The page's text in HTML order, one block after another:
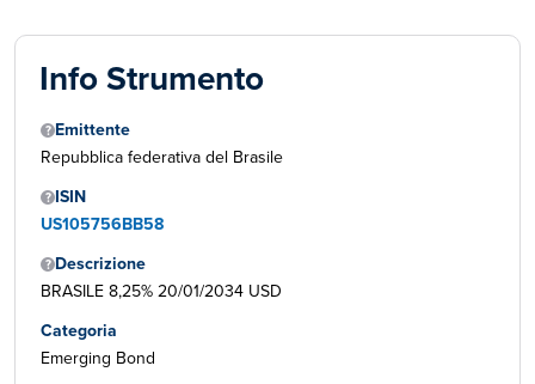
Info Strumento
Emittente
Repubblica federativa del Brasile
ISIN
US105756BB58
Descrizione
BRASILE 8,25% 20/01/2034 USD
Categoria
Emerging Bond